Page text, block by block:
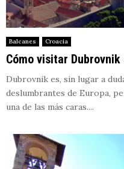
Balcanes Croacia
Cómo visitar
Dubrovnik es, sin lugar a
deslumbrantes de Europa,
una de las más caras....